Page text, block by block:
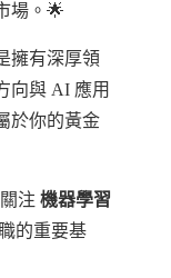
場。🌟
擁有深厚領
向與 AI 應用
於你的黃金
注 機器學習
的重要基